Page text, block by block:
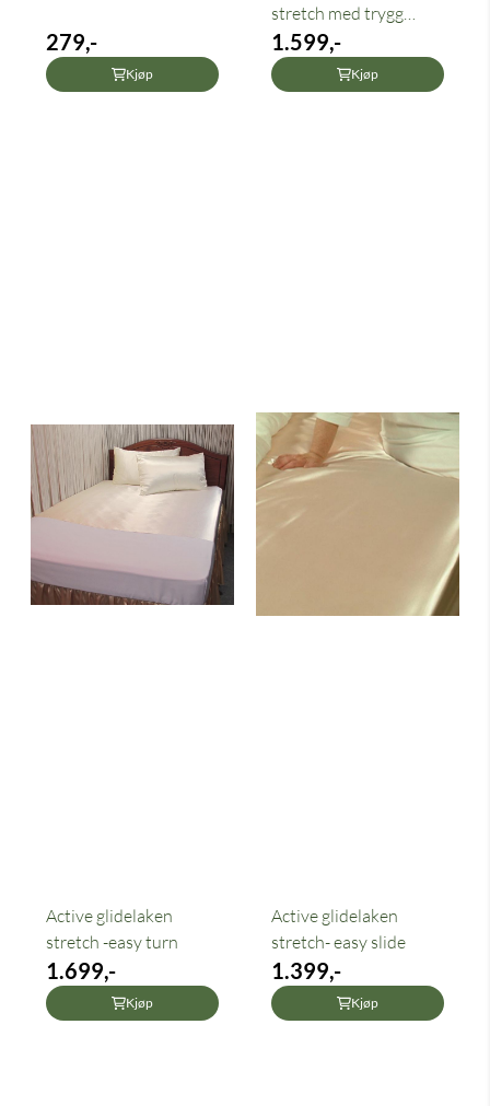
279,-
Kjøp
stretch med trygg
sittekant
1.599,-
Kjøp
Active glidelaken
stretch -easy turn
1.699,-
Kjøp
Active glidelaken
stretch- easy slide
1.399,-
Kjøp